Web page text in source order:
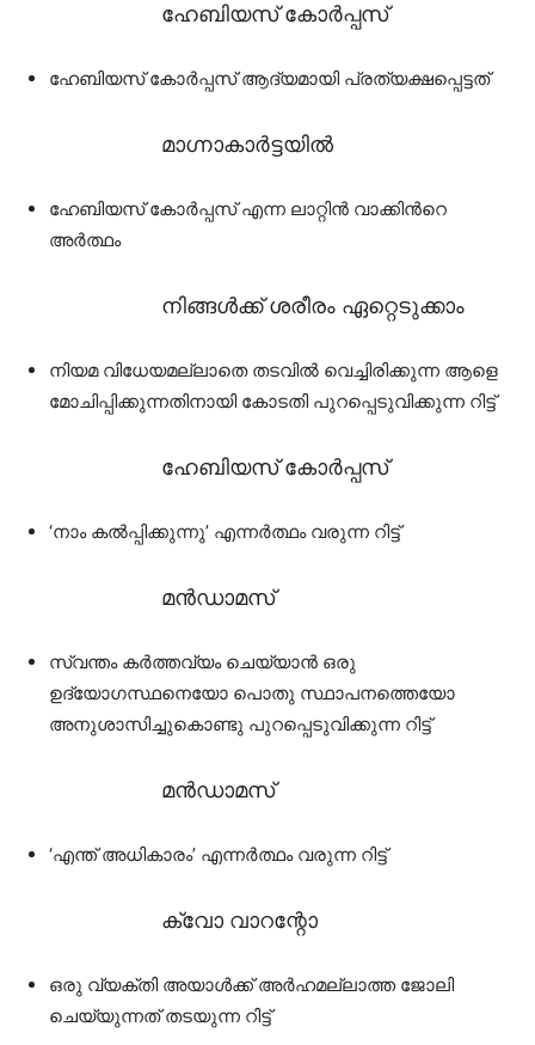
ഹേബിയസ് കോർപ്പസ്
ഹേബിയസ് കോർപ്പസ് ആദ്യമായി പ്രത്യക്ഷപ്പെട്ടത്
മാഗ്നാകാർട്ടയിൽ
ഹേബിയസ് കോർപ്പസ് എന്ന ലാറ്റിൻ വാക്കിൻറെ
അർത്ഥം
നിങ്ങൾക്ക് ശരീരം ഏറ്റെടുക്കാം
നിയമ വിധേയമല്ലാതെ തടവിൽ വെച്ചിരിക്കുന്ന ആളെ
മോചിപ്പിക്കുന്നതിനായി കോടതി പുറപ്പെടുവിക്കുന്ന റിട്ട്
ഹേബിയസ് കോർപ്പസ്
‘നാം കൽപ്പിക്കുന്നു’ എന്നർത്ഥം വരുന്ന റിട്ട്
മൻഡാമസ്
സ്വന്തം കർത്തവ്യം ചെയ്യാൻ ഒരു
ഉദ്യോഗസ്ഥനെയോ പൊതു സ്ഥാപനത്തെയോ
അനുശാസിച്ചുകൊണ്ടു പുറപ്പെടുവിക്കുന്ന റിട്ട്
മൻഡാമസ്
‘എന്ത് അധികാരം’ എന്നർത്ഥം വരുന്ന റിട്ട്
ക്വോ വാറന്റോ
ഒരു വ്യക്തി അയാൾക്ക് അർഹമല്ലാത്ത ജോലി
ചെയ്യുന്നത് തടയുന്ന റിട്ട്